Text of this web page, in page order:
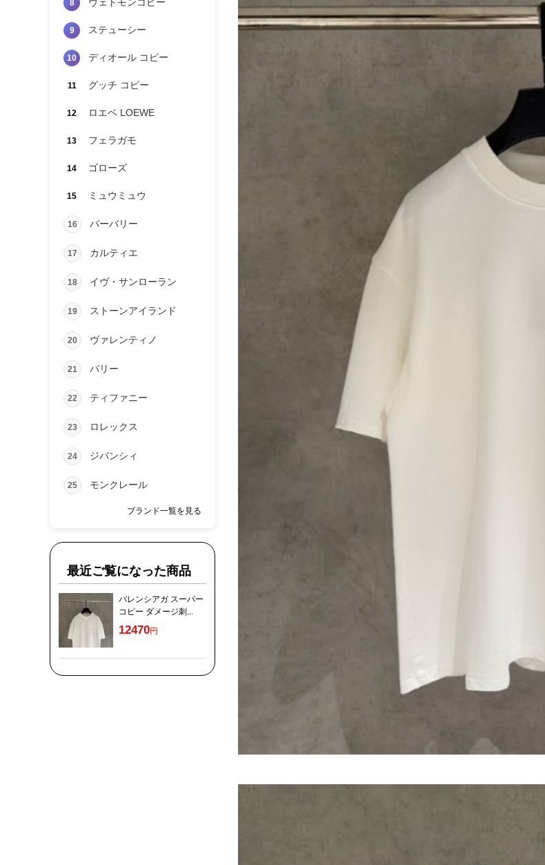
8
9 ステューシー
10 ディオール コピー
11 グッチ コピー
12 ロエベ LOEWE
13 フェラガモ
14 ゴローズ
15 ミュウミュウ
16 バーバリー
17 カルティエ
18 イヴ・サンローラン
19 ストーンアイランド
20 ヴァレンティノ
21 バリー
22 ティファニー
23 ロレックス
24 ジバンシィ
25 モンクレール
ブランド一覧を見る
最近ご覧になった商品
バレンシアガ スーパー
コピー ダメージ刺...
12470円